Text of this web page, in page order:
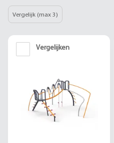
Vergelijk (max 3)
Vergelijken